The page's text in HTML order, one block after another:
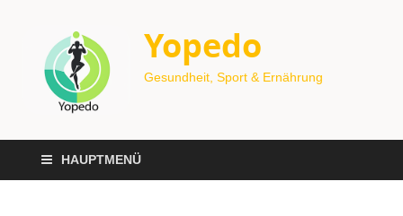
Yopedo
Gesundheit, Sport & Ernährung
HAUPTMENÜ